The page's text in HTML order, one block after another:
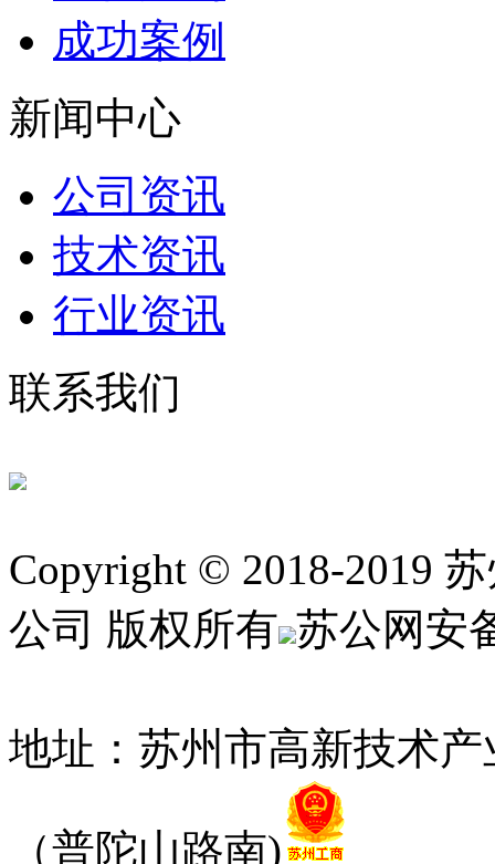
成功案例
新闻中心
公司资讯
技术资讯
行业资讯
联系我们
Copyright © 2018-2019
公司 版权所有 苏公网安
地址：苏州市高新技术
（普陀山路南)